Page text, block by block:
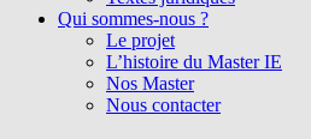
Qui sommes-nous ?
Le projet
L’histoire du Master IE
Nos Master
Nous contacter